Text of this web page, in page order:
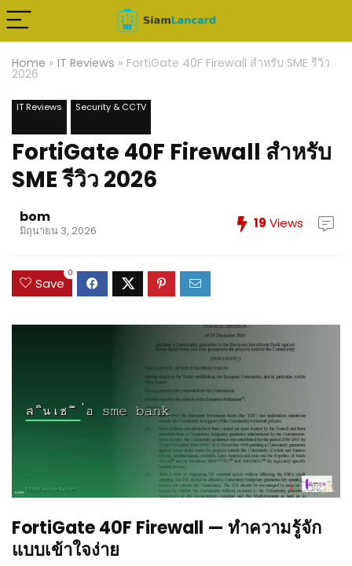
Home » IT Reviews » FortiGate 40F Firewall สำหรับ SME รีวิว
2026
IT Reviews Security & CCTV
FortiGate 40F Firewall สำหรับ
SME รีวิว 2026
bom
มิถุนายน 3, 2026 19 Views
Save
0
FortiGate 40F Firewall — ทำความรู้จัก
แบบเข้าใจง่าย